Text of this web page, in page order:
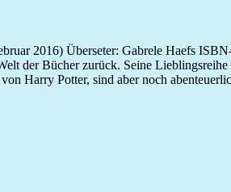
2016) Überseter: Gabrele Haefs
der Bücher zurück. Seine
Harry Potter, sind aber noch